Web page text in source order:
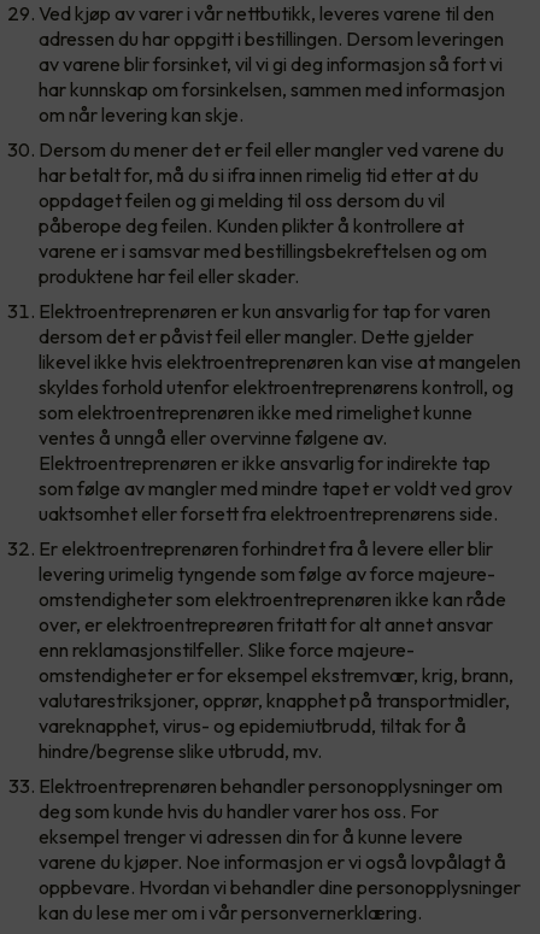
Ved kjøp av varer i vår nettbutikk, leveres varene til den
adressen du har oppgitt i bestillingen. Dersom leveringen
av varene blir forsinket, vil vi gi deg informasjon så fort vi
har kunnskap om forsinkelsen, sammen med informasjon
om når levering kan skje.
Dersom du mener det er feil eller mangler ved varene du
har betalt for, må du si ifra innen rimelig tid etter at du
oppdaget feilen og gi melding til oss dersom du vil
påberope deg feilen. Kunden plikter å kontrollere at
varene er i samsvar med bestillingsbekreftelsen og om
produktene har feil eller skader.
Elektroentreprenøren er kun ansvarlig for tap for varen
dersom det er påvist feil eller mangler. Dette gjelder
likevel ikke hvis elektroentreprenøren kan vise at mangelen
skyldes forhold utenfor elektroentreprenørens kontroll, og
som elektroentreprenøren ikke med rimelighet kunne
ventes å unngå eller overvinne følgene av.
Elektroentreprenøren er ikke ansvarlig for indirekte tap
som følge av mangler med mindre tapet er voldt ved grov
uaktsomhet eller forsett fra elektroentreprenørens side.
Er elektroentreprenøren forhindret fra å levere eller blir
levering urimelig tyngende som følge av force majeure-
omstendigheter som elektroentreprenøren ikke kan råde
over, er elektroentrepreøren fritatt for alt annet ansvar
enn reklamasjonstilfeller. Slike force majeure-
omstendigheter er for eksempel ekstremvær, krig, brann,
valutarestriksjoner, opprør, knapphet på transportmidler,
vareknapphet, virus- og epidemiutbrudd, tiltak for å
hindre/begrense slike utbrudd, mv.
Elektroentreprenøren behandler personopplysninger om
deg som kunde hvis du handler varer hos oss. For
eksempel trenger vi adressen din for å kunne levere
varene du kjøper. Noe informasjon er vi også lovpålagt å
oppbevare. Hvordan vi behandler dine personopplysninger
kan du lese mer om i vår personvernerklæring.